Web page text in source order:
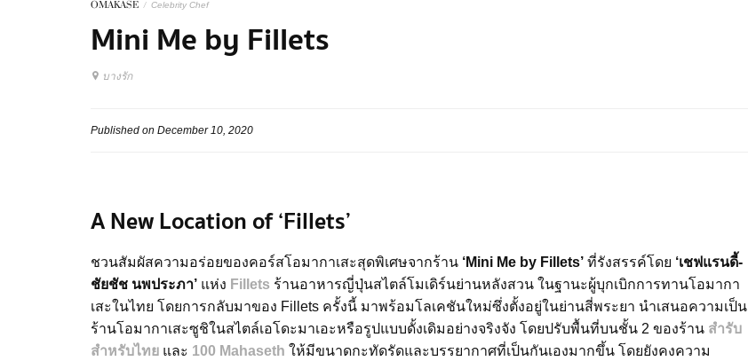
OMAKASE / Celebrity Chef
Mini Me by Fillets
บางรัก
Published on December 10, 2020
A New Location of ‘Fillets’
ชวนสัมผัสความอร่อยของคอร์สโอมากาเสะสุดพิเศษจากร้าน ‘Mini Me by Fillets’ ที่รังสรรค์โดย ‘เชฟแรนดี้-
ชัยชัช นพประภา’ แห่ง Fillets ร้านอาหารญี่ปุ่นสไตล์โมเดิร์นย่านหลังสวน ในฐานะผู้บุกเบิกการทานโอมากา
เสะในไทย โดยการกลับมาของ Fillets ครั้งนี้ มาพร้อมโลเคชันใหม่ซึ่งตั้งอยู่ในย่านสี่พระยา นำเสนอความเป็น
ร้านโอมากาเสะซูชิในสไตล์เอโดะมาเอะหรือรูปแบบดั้งเดิมอย่างจริงจัง โดยปรับพื้นที่บนชั้น 2 ของร้าน สำรับ
สำหรับไทย และ 100 Mahaseth ให้มีขนาดกะทัดรัดและบรรยากาศที่เป็นกันเองมากขึ้น โดยยังคงความ